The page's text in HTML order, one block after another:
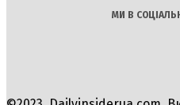
МИ В